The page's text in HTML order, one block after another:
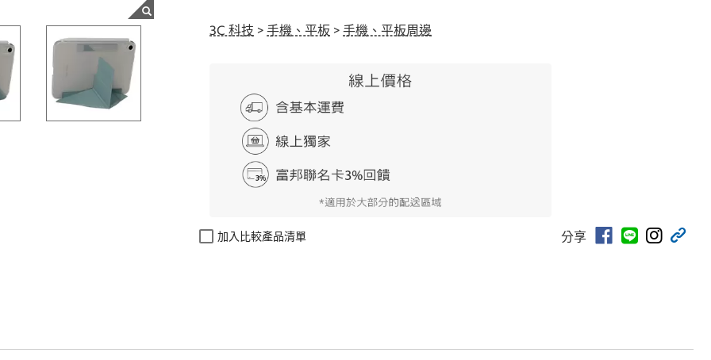
3C 科技 > 手機、平板 > 手機、平板周邊
加入比較產品清單 分享